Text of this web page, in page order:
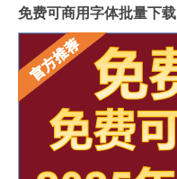
免费可商用字体批量下载